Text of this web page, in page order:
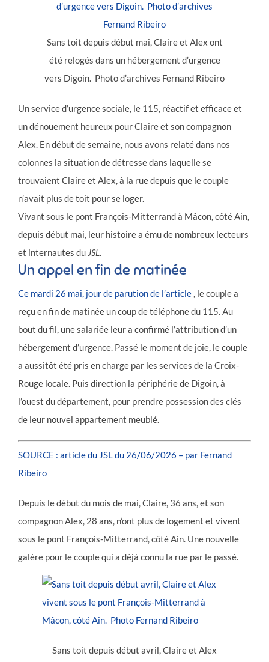
Sans toit depuis début mai, Claire et Alex ont
été relogés dans un hébergement d’urgence
vers Digoin. Photo d’archives Fernand Ribeiro
Un service d’urgence sociale, le 115, réactif et efficace et
un dénouement heureux pour Claire et son compagnon
Alex. En début de semaine, nous avons relaté dans nos
colonnes la situation de détresse dans laquelle se
trouvaient Claire et Alex, à la rue depuis que le couple
n’avait plus de toit pour se loger.
Vivant sous le pont François-Mitterrand à Mâcon, côté Ain,
depuis début mai, leur histoire a ému de nombreux lecteurs
et internautes du JSL.
Un appel en fin de matinée
Ce mardi 26 mai, jour de parution de l’article , le couple a
reçu en fin de matinée un coup de téléphone du 115. Au
bout du fil, une salariée leur a confirmé l’attribution d’un
hébergement d’urgence. Passé le moment de joie, le couple
a aussitôt été pris en charge par les services de la Croix-
Rouge locale. Puis direction la périphérie de Digoin, à
l’ouest du département, pour prendre possession des clés
de leur nouvel appartement meublé.
SOURCE : article du JSL du 26/06/2026 – par Fernand
Ribeiro
Depuis le début du mois de mai, Claire, 36 ans, et son
compagnon Alex, 28 ans, n’ont plus de logement et vivent
sous le pont François-Mitterrand, côté Ain. Une nouvelle
galère pour le couple qui a déjà connu la rue par le passé.
Sans toit depuis début avril, Claire et Alex